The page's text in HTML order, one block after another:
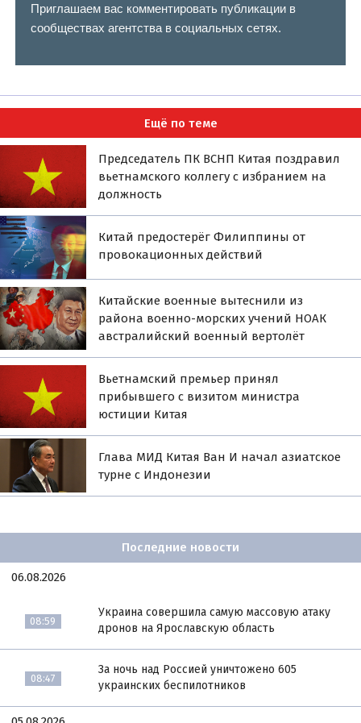
Приглашаем вас комментировать публикации в
сообществах агентства в социальных сетях.
Ещё по теме
Председатель ПК ВСНП Китая поздравил
вьетнамского коллегу с избранием на
должность
Китай предостерёг Филиппины от
провокационных действий
Китайские военные вытеснили из
района военно-морских учений НОАК
австралийский военный вертолёт
Вьетнамский премьер принял
прибывшего с визитом министра
юстиции Китая
Глава МИД Китая Ван И начал азиатское
турне с Индонезии
Последние новости
06.08.2026
08:59
Украина совершила самую массовую атаку
дронов на Ярославскую область
08:47
За ночь над Россией уничтожено 605
украинских беспилотников